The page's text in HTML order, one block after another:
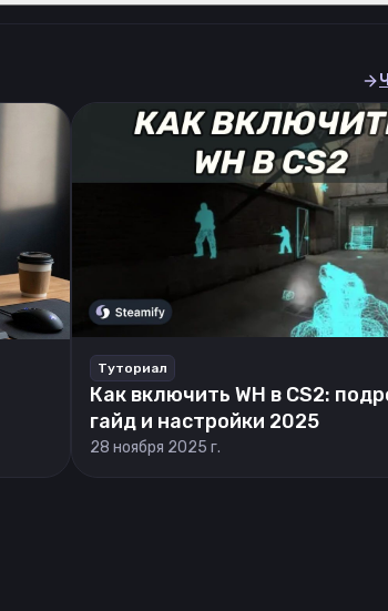
Туториал
Как включить WH в CS2:
гайд и настройки 2025
28 ноября 2025 г.